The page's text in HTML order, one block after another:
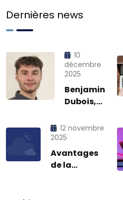
Dernières news
10
décembre
2025
Benjamin
Dubois,
petit
dernier !
12 novembre
2025
Avantages
de la